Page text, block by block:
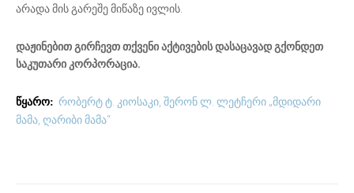
არადა მის გარეშე მიწაზე ივლის.
დაჟინებით გირჩევთ თქვენი აქტივების დასაცავად გქონდეთ
საკუთარი კორპორაცია.
წყარო: რობერტ ტ. კიოსაკი, შერონ ლ. ლეტჩერი „მდიდარი
მამა, ღარიბი მამა“